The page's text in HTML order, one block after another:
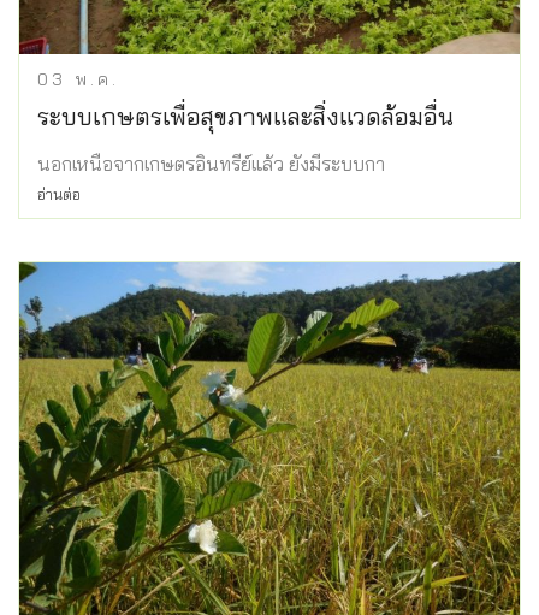
03 พ.ค.
ระบบเกษตรเพื่อสุขภาพและสิ่งแวดล้อมอื่น
นอกเหนือจากเกษตรอินทรีย์แล้ว ยังมีระบบกา
อ่านต่อ